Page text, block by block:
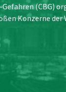
Gefahren (CBG)
Konzerne